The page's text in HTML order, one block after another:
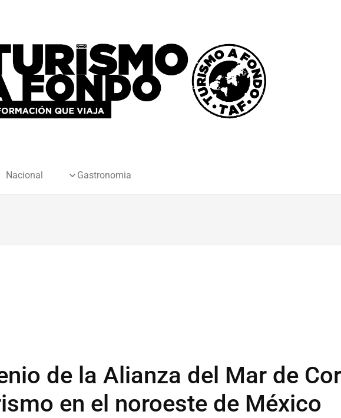
Nacional Gastronomia
de la Alianza del Mar de
en el noroeste de México